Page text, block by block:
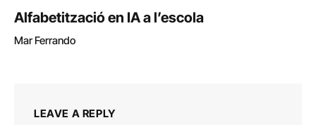
Alfabetització en IA a l’escola
Mar Ferrando
LEAVE A REPLY